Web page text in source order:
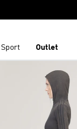
Sport Outlet